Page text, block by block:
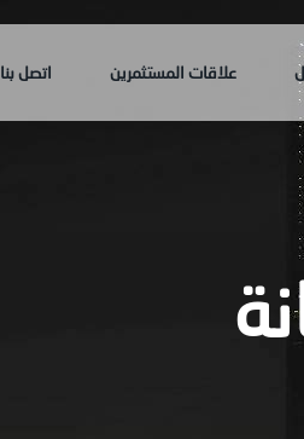
علاقات المستثمرين اتصل بنا